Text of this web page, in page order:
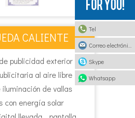
CALIENTE
publicidad exterior
al aire libre
de vallas
con energía solar
Tel
Skype
Whatsapp